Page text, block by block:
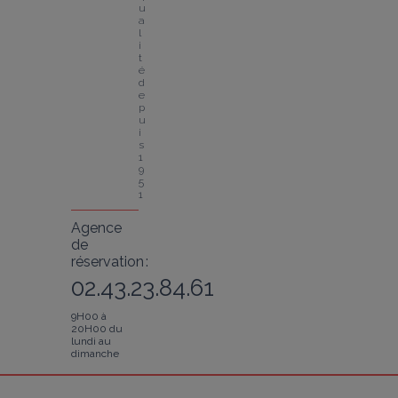
u
a
l
i
t
é
d
e
p
u
i
s
1
9
5
1
Agence
de
réservation :
02.43.23.84.61
9H00 à
20H00 du
lundi au
dimanche